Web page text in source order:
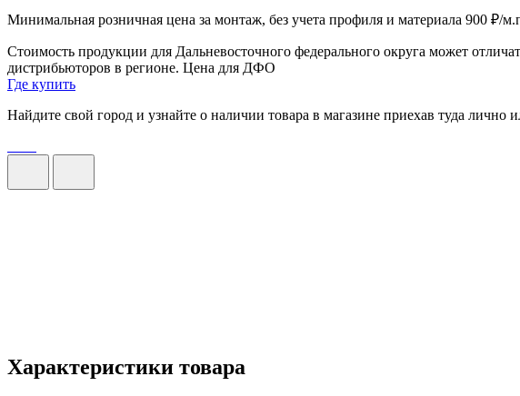
Минимальная розничная цена за монтаж, без учета профиля и материала 900 ₽/
Стоимость продукции для Дальневосточного федерального округа может
дистрибьюторов в регионе. Цена для ДФО
Где купить
Найдите свой город и узнайте о наличии товара в магазине приехав туда лично
Характеристики товара